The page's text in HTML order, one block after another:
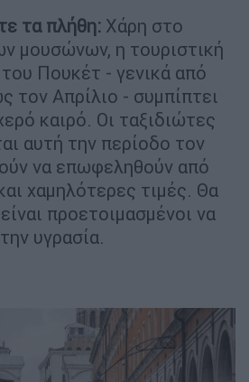
τα πλήθη: Χάρη στο
μουσώνων, η τουριστική
Πουκέτ - γενικά από
τον Απρίλιο - συμπίπτει
καιρό. Οι ταξιδιώτες
αυτή την περίοδο τον
να επωφεληθούν από
χαμηλότερες τιμές. Θα
προετοιμασμένοι να
υγρασία.